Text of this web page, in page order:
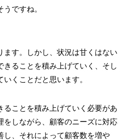
ですね。
ます。しかし、状況は甘くはない
きることを積み上げていく、そし
くことだと思います。
ることを積み上げていく必要があ
をしながら、顧客のニーズに対応
し、それによって顧客数を増や